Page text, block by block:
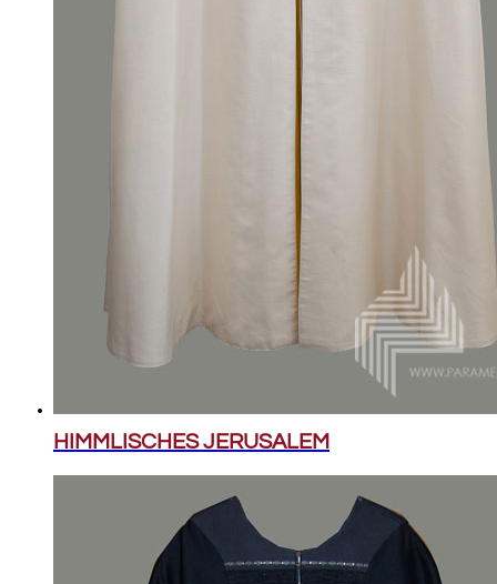
HIMMLISCHES JERUSALEM